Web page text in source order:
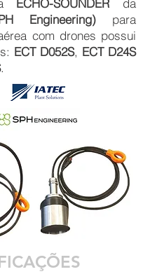
ECHO-SOUNDER da
Engineering) para
com drones possui
ECT D052S, ECT D24S
.